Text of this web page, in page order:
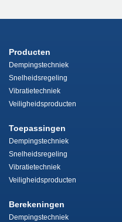
Producten
Dempingstechniek
Snelheidsregeling
Vibratietechniek
Veiligheidsproducten
Toepassingen
Dempingstechniek
Snelheidsregeling
Vibratietechniek
Veiligheidsproducten
Berekeningen
Dempingstechniek